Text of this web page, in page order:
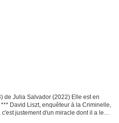
de Julia Salvador (2022) Elle est en
David Liszt, enquêteur à la Criminelle,
justement d'un miracle dont il a le